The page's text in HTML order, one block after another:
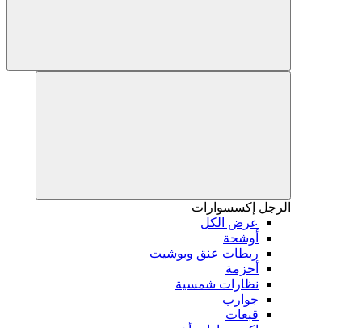
الرجل إكسسوارات
عرض الكل
أوشحة
ربطات عنق وبوشيت
أحزمة
نظارات شمسية
جوارب
قبعات